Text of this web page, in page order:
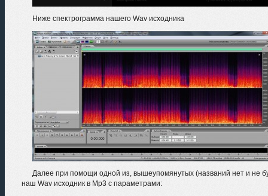
Ниже спектрограмма нашего Wav исходника
Далее при помощи одной из, вышеупомянутых (названий нет и не
наш Wav исходник в Mp3 с параметрами: